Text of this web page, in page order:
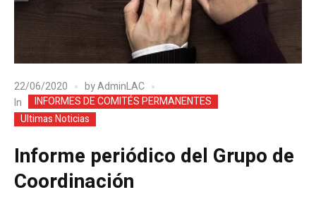
22/06/2020 byAdminLAC
In
INFORMES DE COMITÉS PERMANENTES
Ultimas Noticias
Informe periódico del Grupo de
Coordinación